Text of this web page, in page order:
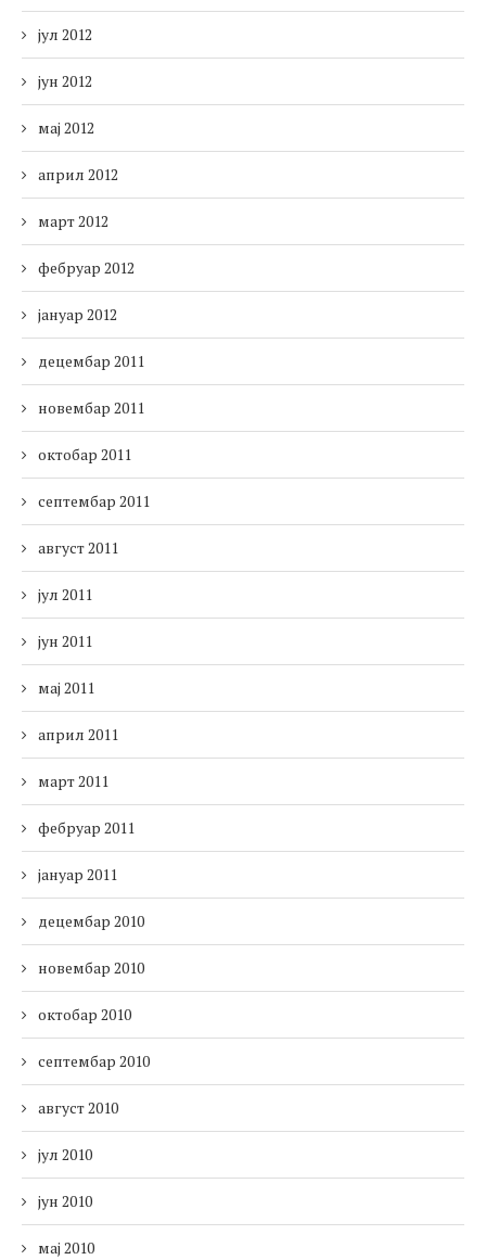
јул 2012
јун 2012
мај 2012
април 2012
март 2012
фебруар 2012
јануар 2012
децембар 2011
новембар 2011
октобар 2011
септембар 2011
август 2011
јул 2011
јун 2011
мај 2011
април 2011
март 2011
фебруар 2011
јануар 2011
децембар 2010
новембар 2010
октобар 2010
септембар 2010
август 2010
јул 2010
јун 2010
мај 2010